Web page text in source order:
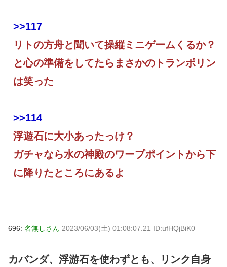
>>117
リトの方舟と聞いて操縦ミニゲームくるか？
と心の準備をしてたらまさかのトランポリン
は笑った
>>114
浮遊石に大小あったっけ？
ガチャなら水の神殿のワープポイントから下
に降りたところにあるよ
696: 名無しさん 2023/06/03(土) 01:08:07.21 ID:ufHQjBiK0
カバンダ、浮游石を使わずとも、リンク自身